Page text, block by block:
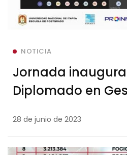
NOTICIA
Jornada
Diplomado en
28 de junio de 2023